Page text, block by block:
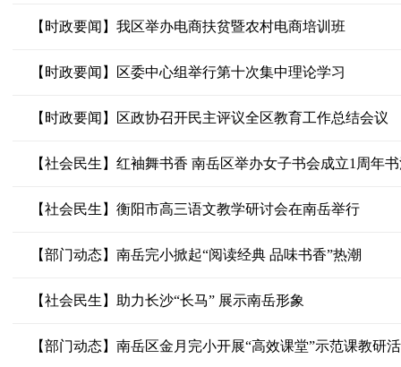
【时政要闻】我区举办电商扶贫暨农村电商培训班
【时政要闻】区委中心组举行第十次集中理论学习
【时政要闻】区政协召开民主评议全区教育工作总结会议
【社会民生】红袖舞书香 南岳区举办女子书会成立1周年
【社会民生】衡阳市高三语文教学研讨会在南岳举行
【部门动态】南岳完小掀起“阅读经典 品味书香”热潮
【社会民生】助力长沙“长马” 展示南岳形象
【部门动态】南岳区金月完小开展“高效课堂”示范课教研